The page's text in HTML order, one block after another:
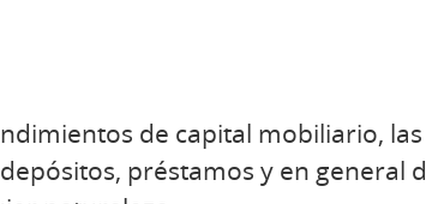
de capital mobiliario,
préstamos y en general